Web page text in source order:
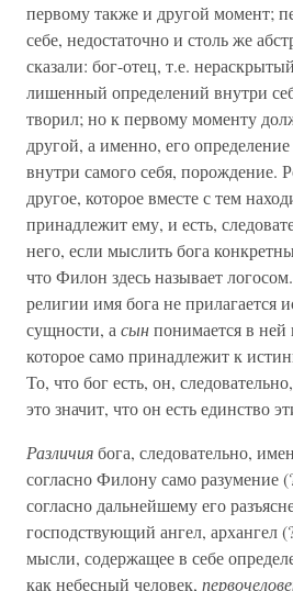
первому также и другой момент;
себе, недостаточно и столь же
сказали: бог-отец, т.е.
лишенный определений внутри
творил; но к первому моменту
другой, а именно, его
внутри самого себя, порождение.
другое, которое вместе с тем
принадлежит ему, и есть,
него, если мыслить бога
что Филон здесь называет
религии имя бога не прилагается
сущности, а сынпонимается в ней
которое само принадлежит к
То, что бог есть, он,
это значит, что он есть единство
Различиябога, следовательно,
согласно Филону само разумение
согласно дальнейшему его
господствующий ангел, архангел
мысли, содержащее в себе
как небесный человек,